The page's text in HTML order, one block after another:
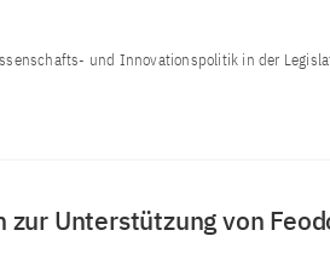
und Innovationspolitik in der
Unterstützung von